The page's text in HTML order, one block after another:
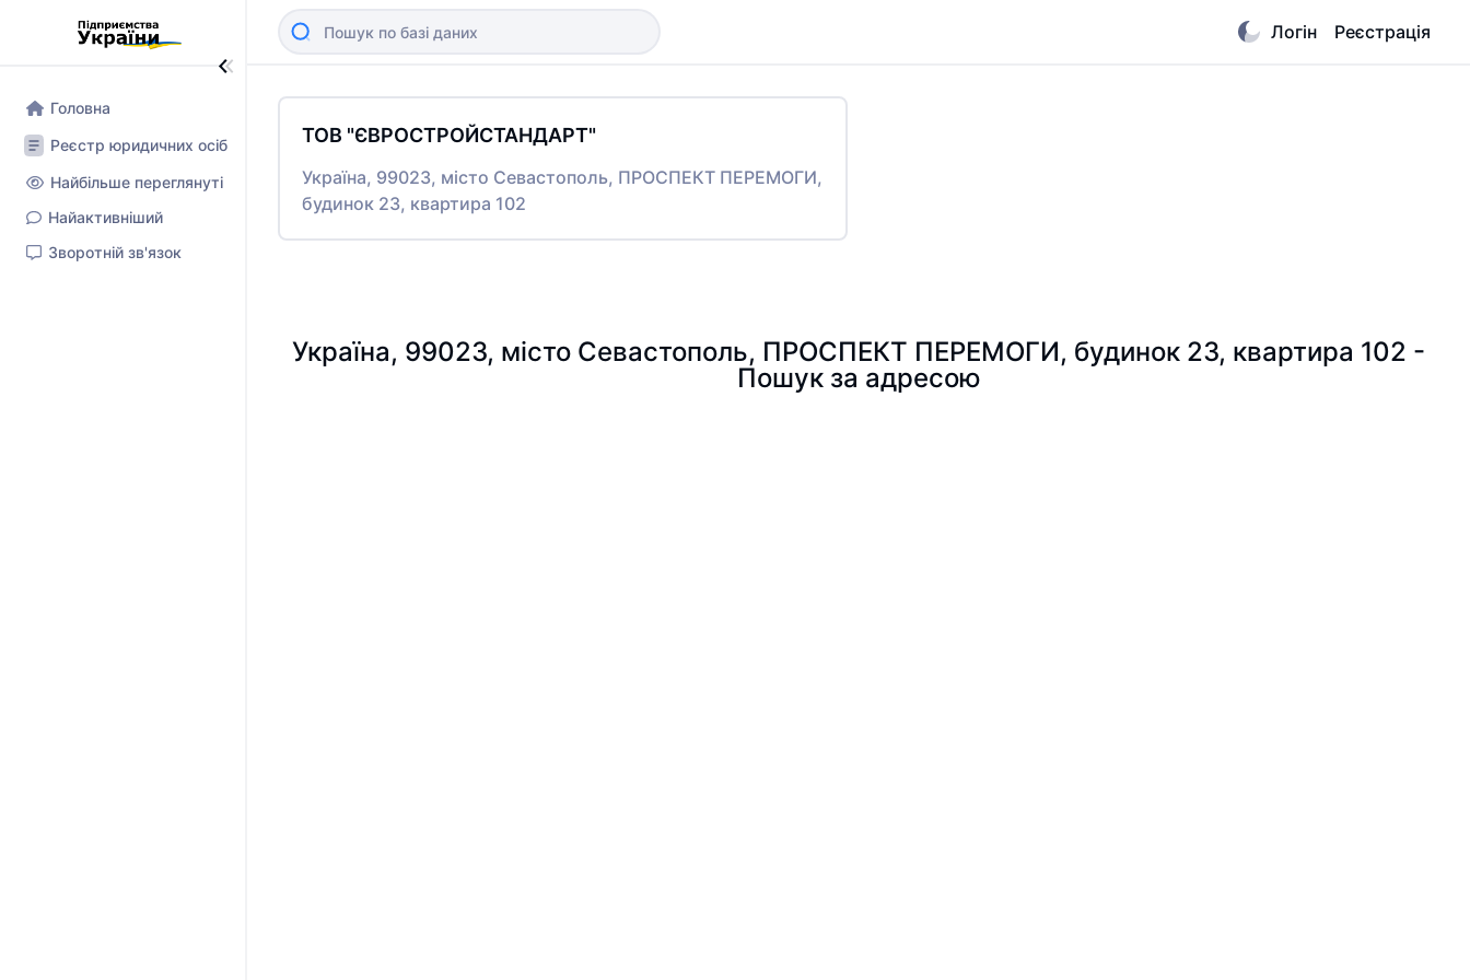
Головна
Реєстр юридичних осіб
Найбільше переглянуті
Найактивніший
Зворотній зв'язок
Логін Реєстрація
ТОВ "ЄВРОСТРОЙСТАНДАРТ"
Україна, 99023, місто Севастополь, ПРОСПЕКТ ПЕРЕМОГИ,
будинок 23, квартира 102
Україна, 99023, місто Севастополь, ПРОСПЕКТ ПЕРЕМОГИ, будинок 23, квартира 102 -
Пошук за адресою